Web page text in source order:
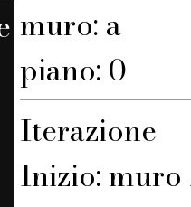
muro: a
piano: 0
Iterazione
Inizio: muro